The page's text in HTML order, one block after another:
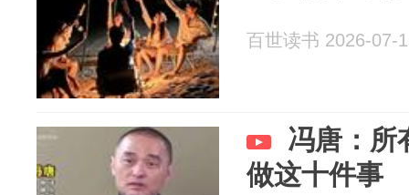
百世读书 2026-07-
冯唐：所
做这十件事